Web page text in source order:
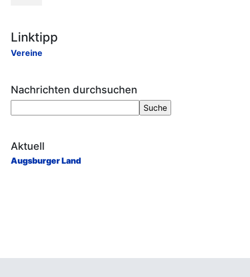
Linktipp
Vereine
Nachrichten durchsuchen
Aktuell
Augsburger Land